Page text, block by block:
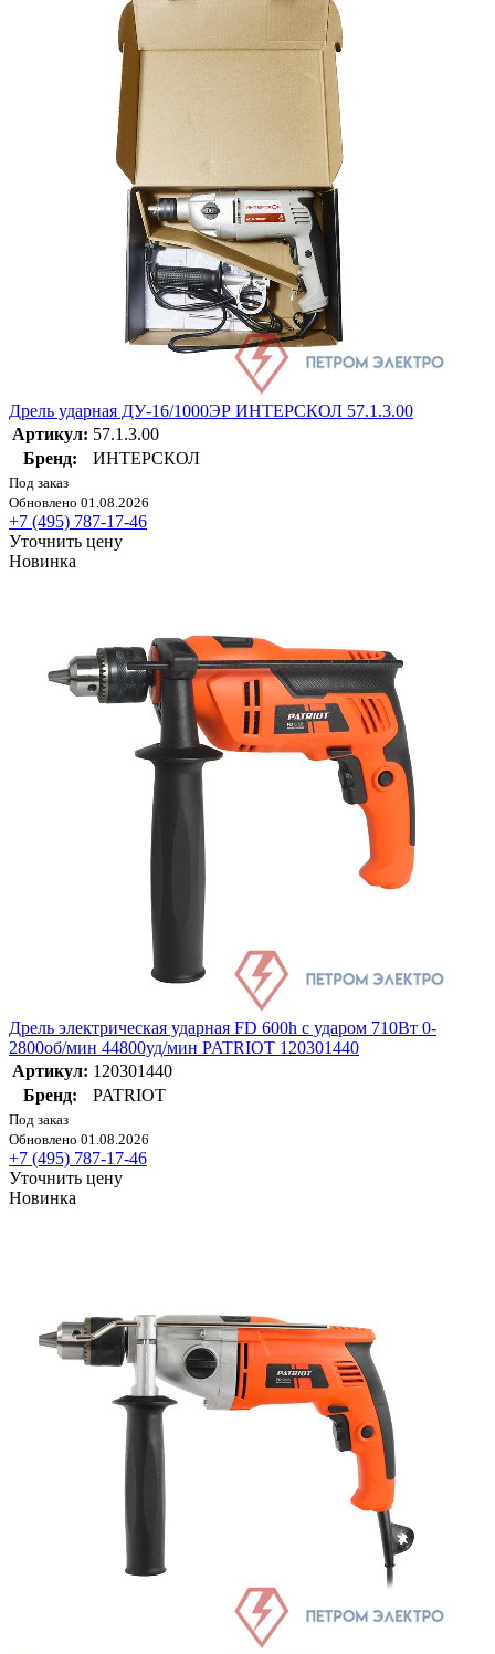
Дрель ударная ДУ-16/1000ЭР ИНТЕРСКОЛ 57.1.3.00
Артикул: 57.1.3.00
Бренд:
ИНТЕРСКОЛ
Под заказ
Обновлено 01.08.2026
+7 (495) 787-17-46
Уточнить цену
Новинка
Дрель электрическая ударная FD 600h с ударом 710Вт 0-
2800об/мин 44800уд/мин PATRIOT 120301440
Артикул: 120301440
Бренд:
PATRIOT
Под заказ
Обновлено 01.08.2026
+7 (495) 787-17-46
Уточнить цену
Новинка